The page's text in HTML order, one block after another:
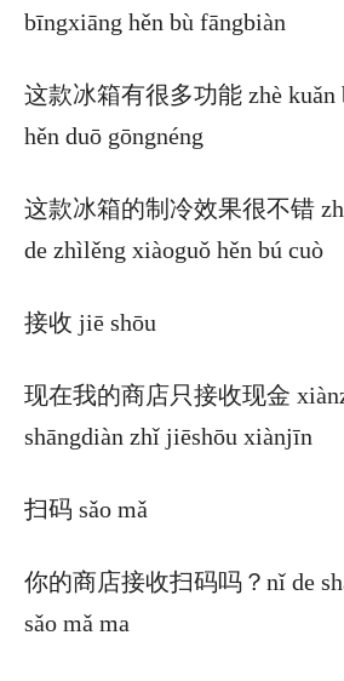
bīngxiāng hěn bù fāngbiàn
这款冰箱有很多功能 zhè kuǎn
hěn duō gōngnéng
这款冰箱的制冷效果很不错
de zhìlěng xiàoguǒ hěn bú cuò
接收 jiē shōu
现在我的商店只接收现金
shāngdiàn zhǐ jiēshōu xiànjīn
扫码 sǎo mǎ
你的商店接收扫码吗？nǐ de
sǎo mǎ ma